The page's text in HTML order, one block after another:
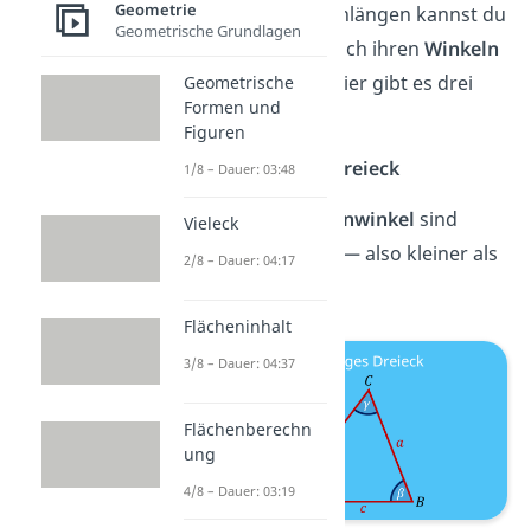
Neben den Seitenlängen kannst du
Dreiecke auch nach ihren Winkeln
einteilen. Auch hier gibt es drei
Arten:
Spitzwinkliges Dreieck
Alle drei
Innenwinkel sind
spitzwinklig
— also kleiner als
Geometrie
Geometrische Grundlagen
Geometrische
Formen und
Figuren
1/8 – Dauer: 03:48
Vieleck
2/8 – Dauer: 04:17
Flächeninhalt
3/8 – Dauer: 04:37
Flächenberechn
ung
4/8 – Dauer: 03:19